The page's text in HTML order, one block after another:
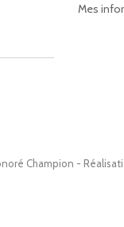
Champion -
Mes